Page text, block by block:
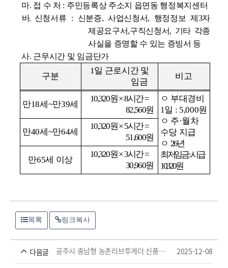
마. 접 수 처 : 주민등록상 주소지 읍면동 행정복지센터
바. 신청서류
: 신분증, 사업신청서, 행정정보 제3자
제공요구서,구직신청서, 기타 각종
사실을 증명할 수 있는 증빙서 등
사. 근무시간 및 임금단가
구분
1일 근로시간 및
임금
비고
만18세~만39세
10,320원 × 8시간 =
82,560원
ㅇ 부대경비
1일 : 5,000원
ㅇ 주·월차
수당 지급
ㅇ '26년
최저임금 : 시급
10,320원
만40세~만64세
10,320원 × 5시간 =
51,600원
만65세 이상
10,320원 × 3시간 =
30,960원
목록 링크복사
다음글 공주시 충남형 농촌리브투게더 신풍지구 임대주택 입주자 추가 모집 홍보 2025-12-08